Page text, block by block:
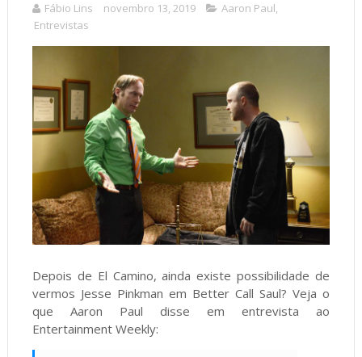
Fábio Lins novembro 13, 2019 Aaron Paul,
Entrevistas
Depois de El Camino, ainda existe possibilidade de
vermos Jesse Pinkman em Better Call Saul? Veja o
que Aaron Paul disse em entrevista ao
Entertainment Weekly: